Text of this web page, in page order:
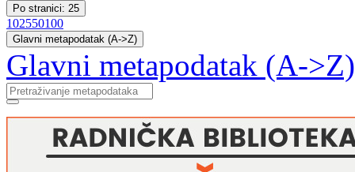
Po stranici: 25
102550100
Glavni metapodatak (A->Z)
Glavni metapodatak (A->Z)